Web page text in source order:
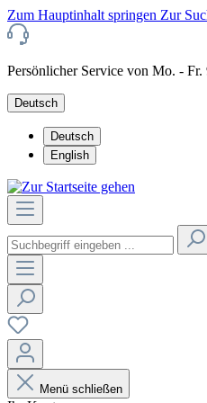
Zum Hauptinhalt springen Zur
Persönlicher Service von Mo. -
Deutsch
Deutsch
English
Menü schließen